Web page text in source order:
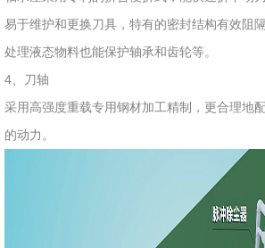
易于维护和更换刀具，特有的密封结构有效阻
处理液态物料也能保护轴承和齿轮等。
4、刀轴
采用高强度重载专用钢材加工精制，更合理地
的动力。